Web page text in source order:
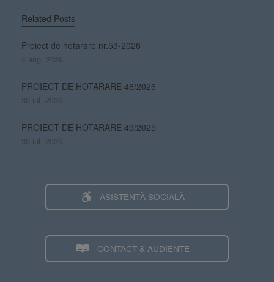
Related Posts
Proiect de hotarare nr.53-2026
4 aug. 2026
PROIECT DE HOTARARE 48/2026
30 iul. 2026
PROIECT DE HOTARARE 49/2025
30 iul. 2026
ASISTENȚĂ SOCIALĂ
CONTACT & AUDIENȚE